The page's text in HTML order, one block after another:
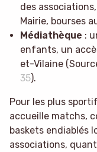
des
Mairie, bourses
Médiathèque :
enfants, un
et-Vilaine
35).
Pour les plus
accueille matchs,
baskets endiablés
associations,